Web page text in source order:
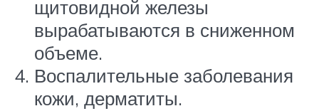
щитовидной железы
вырабатываются в сниженном
объеме.
Воспалительные заболевания
кожи, дерматиты.